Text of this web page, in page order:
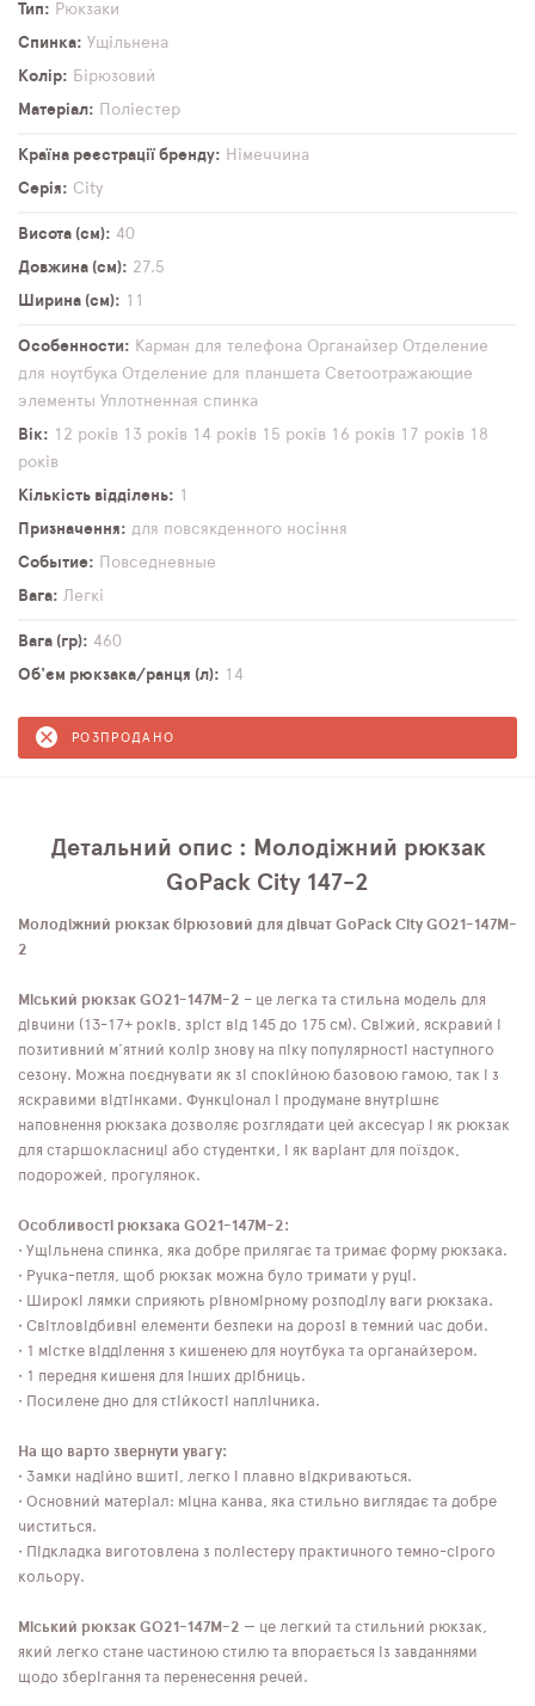
Тип
Рюкзаки
Спинка
Ущільнена
Колір
Бірюзовий
Матеріал
Поліестер
Країна реєстрації бренду
Німеччина
Серія
City
Висота (см)
40
Довжина (см)
27,5
Ширина (см)
11
Особенности Карман для телефона Органайзер Отделение
для ноутбука Отделение для планшета Светоотражающие
элементы Уплотненная спинка
Вік
12 років 13 років 14 років 15 років 16 років 17 років 18
років
Кількість відділень
1
Призначення
для повсякденного носіння
Событие
Повседневные
Вага
Легкі
Вага (гр)
460
Об'єм рюкзака/ранця (л)
14
РОЗПРОДАНО
Детальний опис : Молодіжний рюкзак
GoPack City 147-2
Молодіжний рюкзак бірюзовий для дівчат GoPack City GO21-147M-
2
Міський рюкзак GO21-147M-2 – це легка та стильна модель для
дівчини (13-17+ років, зріст від 145 до 175 см). Свіжий, яскравий і
позитивний м'ятний колір знову на піку популярності наступного
сезону. Можна поєднувати як зі спокійною базовою гамою, так і з
яскравими відтінками. Функціонал і продумане внутрішнє
наповнення рюкзака дозволяє розглядати цей аксесуар і як рюкзак
для старшокласниці або студентки, і як варіант для поїздок,
подорожей, прогулянок.
Особливості рюкзака GO21-147M-2:
• Ущільнена спинка, яка добре прилягає та тримає форму рюкзака.
• Ручка-петля, щоб рюкзак можна було тримати у руці.
• Широкі лямки сприяють рівномірному розподілу ваги рюкзака.
• Світловідбивні елементи безпеки на дорозі в темний час доби.
• 1 містке відділення з кишенею для ноутбука та органайзером.
• 1 передня кишеня для інших дрібниць.
• Посилене дно для стійкості наплічника.
На що варто звернути увагу:
• Замки надійно вшиті, легко і плавно відкриваються.
• Основний матеріал: міцна канва, яка стильно виглядає та добре
чиститься.
• Підкладка виготовлена ​​з поліестеру практичного темно-сірого
кольору.
Міський рюкзак GO21-147M-2 — це легкий та стильний рюкзак,
який легко стане частиною стилю та впорається із завданнями
щодо зберігання та перенесення речей.